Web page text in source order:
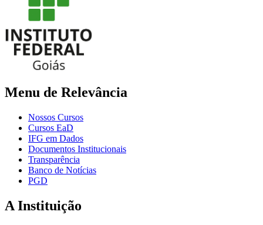
Menu de Relevância
Nossos Cursos
Cursos EaD
IFG em Dados
Documentos Institucionais
Transparência
Banco de Notícias
PGD
A Instituição